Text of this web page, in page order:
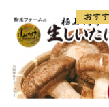
また、市内には
施設である「ワ
三大不動尊であ
る「福岡堰の桜